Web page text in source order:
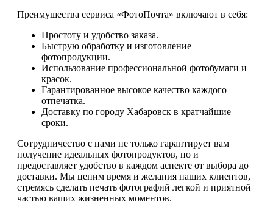
Преимущества сервиса «ФотоПочта» включают в себя:
Простоту и удобство заказа.
Быструю обработку и изготовление
фотопродукции.
Использование профессиональной фотобумаги и
красок.
Гарантированное высокое качество каждого
отпечатка.
Доставку по городу Хабаровск в кратчайшие
сроки.
Сотрудничество с нами не только гарантирует вам
получение идеальных фотопродуктов, но и
предоставляет удобство в каждом аспекте от выбора до
доставки. Мы ценим время и желания наших клиентов,
стремясь сделать печать фотографий легкой и приятной
частью ваших жизненных моментов.